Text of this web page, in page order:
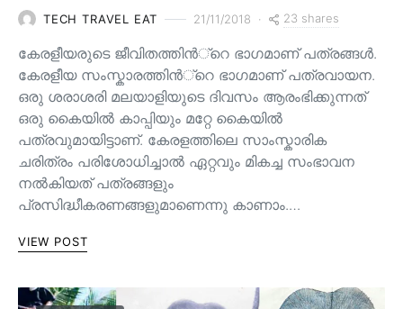
TECH TRAVEL EAT 21/11/2018 23 shares
കേരളീയരുടെ ജീവിതത്തിന്‍്റെ ഭാഗമാണ് പത്രങ്ങള്‍.
കേരളീയ സംസ്കാരത്തിന്‍്റെ ഭാഗമാണ് പത്രവായന.
ഒരു ശരാശരി മലയാളിയുടെ ദിവസം ആരംഭിക്കുന്നത്
ഒരു കൈയില്‍ കാപ്പിയും മറ്റേ കൈയില്‍
പത്രവുമായിട്ടാണ്. കേരളത്തിലെ സാംസ്കാരിക
ചരിത്രം പരിശോധിച്ചാല്‍ ഏറ്റവും മികച്ച സംഭാവന
നല്‍കിയത് പത്രങ്ങളും
പ്രസിദ്ധീകരണങ്ങളുമാണെന്നു കാണാം.…
VIEW POST